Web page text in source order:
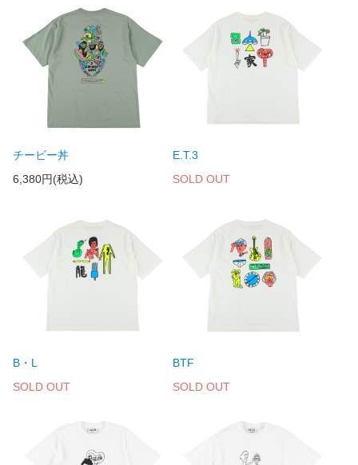
チービー丼
6,380円(税込)
E.T.3
SOLD OUT
B・L
SOLD OUT
BTF
SOLD OUT